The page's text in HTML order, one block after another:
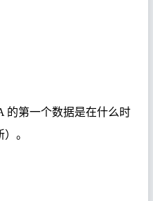
的第一个数据是在什么时
。